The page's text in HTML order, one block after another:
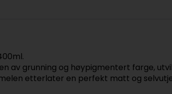
av grunning og høypigmentert farge,
etterlater en perfekt matt og